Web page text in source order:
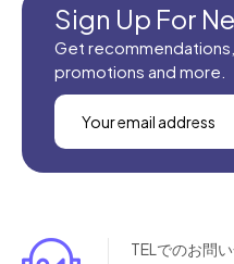
Sign Up For
Get
promotions and more.
TELでのお問